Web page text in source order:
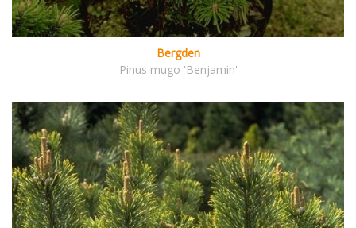
Bergden
Pinus mugo 'Benjamin'